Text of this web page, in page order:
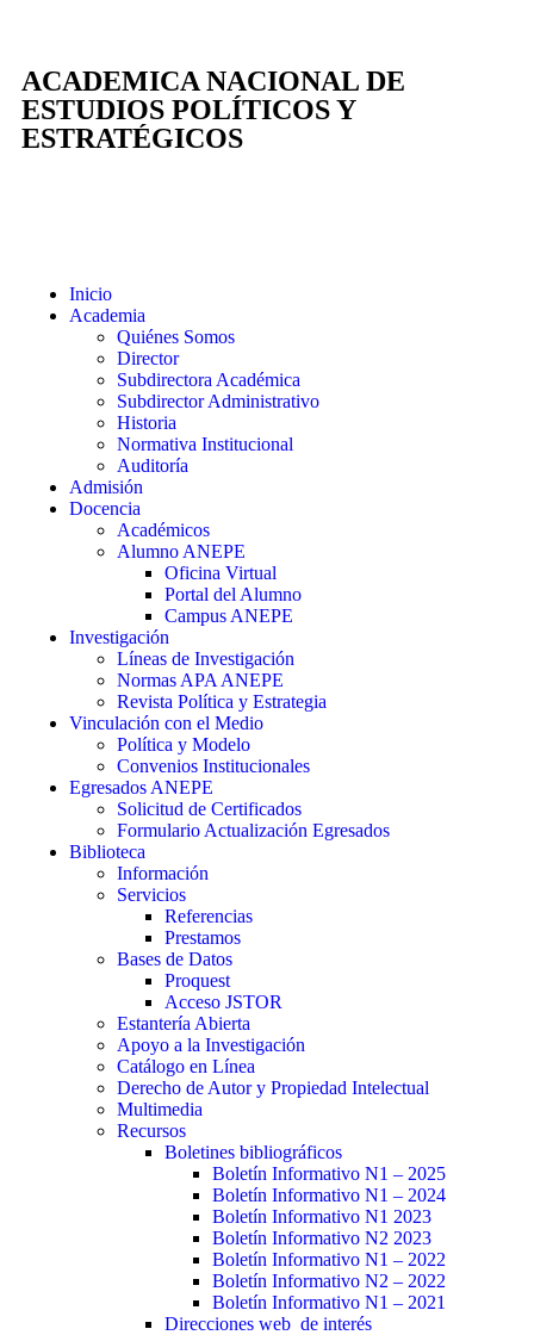
ACADEMICA NACIONAL DE
ESTUDIOS POLÍTICOS Y
ESTRATÉGICOS
Inicio
Academia
Quiénes Somos
Director
Subdirectora Académica
Subdirector Administrativo
Historia
Normativa Institucional
Auditoría
Admisión
Docencia
Académicos
Alumno ANEPE
Oficina Virtual
Portal del Alumno
Campus ANEPE
Investigación
Líneas de Investigación
Normas APA ANEPE
Revista Política y Estrategia
Vinculación con el Medio
Política y Modelo
Convenios Institucionales
Egresados ANEPE
Solicitud de Certificados
Formulario Actualización Egresados
Biblioteca
Información
Servicios
Referencias
Prestamos
Bases de Datos
Proquest
Acceso JSTOR
Estantería Abierta
Apoyo a la Investigación
Catálogo en Línea
Derecho de Autor y Propiedad Intelectual
Multimedia
Recursos
Boletines bibliográficos
Boletín Informativo N1 – 2025
Boletín Informativo N1 – 2024
Boletín Informativo N1 2023
Boletín Informativo N2 2023
Boletín Informativo N1 – 2022
Boletín Informativo N2 – 2022
Boletín Informativo N1 – 2021
Direcciones web de interés